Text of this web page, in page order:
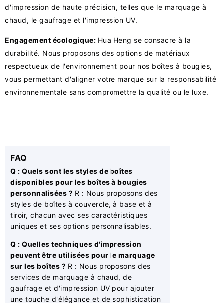
d'impression de haute précision, telles que le marquage à
chaud, le gaufrage et l'impression UV.
Engagement écologique: Hua Heng se consacre à la
durabilité. Nous proposons des options de matériaux
respectueux de l'environnement pour nos boîtes à bougies,
vous permettant d'aligner votre marque sur la responsabilité
environnementale sans compromettre la qualité ou le luxe.
FAQ
Q : Quels sont les styles de boîtes
disponibles pour les boîtes à bougies
personnalisées ? R : Nous proposons des
styles de boîtes à couvercle, à base et à
tiroir, chacun avec ses caractéristiques
uniques et ses options personnalisables.
Q : Quelles techniques d'impression
peuvent être utilisées pour le marquage
sur les boîtes ? R : Nous proposons des
services de marquage à chaud, de
gaufrage et d'impression UV pour ajouter
une touche d'élégance et de sophistication